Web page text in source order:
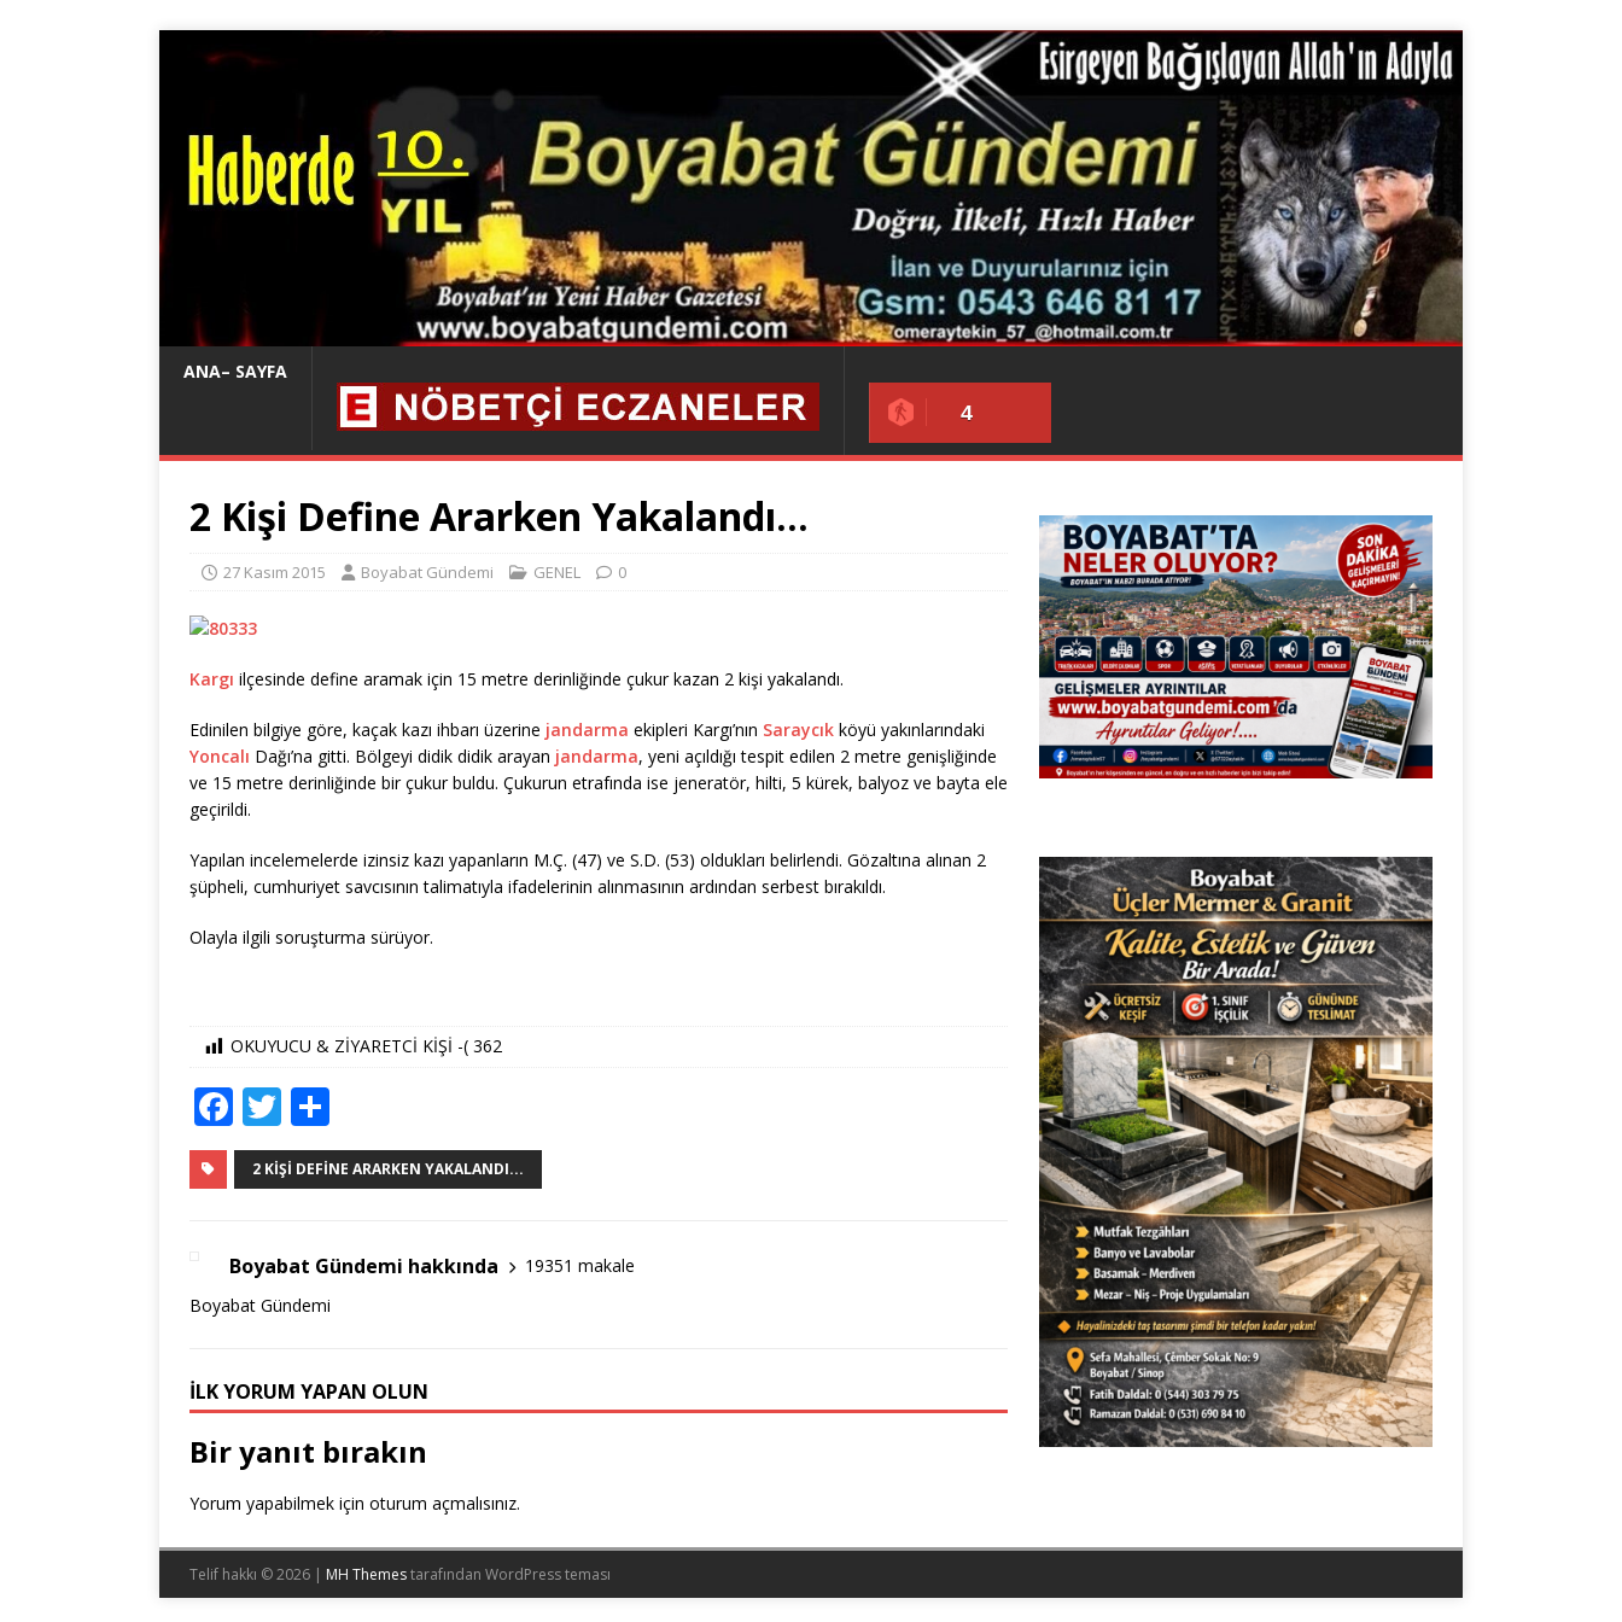
ANA– SAYFA
4
2 Kişi Define Ararken Yakalandı…
27 Kasım 2015 Boyabat Gündemi GENEL 0
Kargı ilçesinde define aramak için 15 metre derinliğinde çukur kazan 2 kişi yakalandı.
Edinilen bilgiye göre, kaçak kazı ihbarı üzerine jandarma ekipleri Kargı’nın Saraycık köyü yakınlarındaki
Yoncalı Dağı’na gitti. Bölgeyi didik didik arayan jandarma, yeni açıldığı tespit edilen 2 metre genişliğinde
ve 15 metre derinliğinde bir çukur buldu. Çukurun etrafında ise jeneratör, hilti, 5 kürek, balyoz ve bayta ele
geçirildi.
Yapılan incelemelerde izinsiz kazı yapanların M.Ç. (47) ve S.D. (53) oldukları belirlendi. Gözaltına alınan 2
şüpheli, cumhuriyet savcısının talimatıyla ifadelerinin alınmasının ardından serbest bırakıldı.
Olayla ilgili soruşturma sürüyor.
OKUYUCU & ZİYARETCİ KİŞİ -( 362
F
a
c
b
o
k
T
w
it
r
h
ar
2 KIŞI DEFINE ARARKEN YAKALANDI...
Boyabat Gündemi hakkında
19351 makale
Boyabat Gündemi
İLK YORUM YAPAN OLUN
Bir yanıt bırakın
Yorum yapabilmek için oturum açmalısınız.
Telif hakkı © 2026 | MH Themestarafından WordPress teması